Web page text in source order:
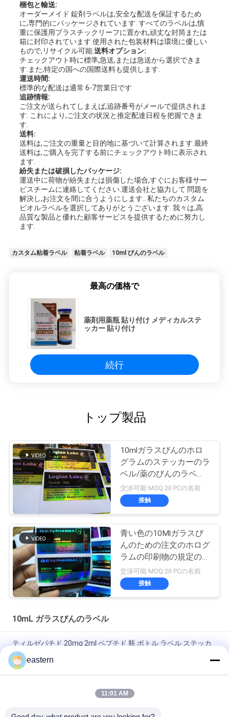
梱包と輸送:
オーダーメイド 錠剤ラベルは,安全な配送を保証するため
に,専門的にパッケージされています. すべてのラベルは,慎
重に保護用プラスチックリーフに置かれ,頑丈な封筒または
箱に封印されています.使用された包装材料は環境に優しい
もので,リサイクル可能.送料オプション:
チェックアウト時に標準,急送,または急送から選択できま
す.また,特定の国への国際送料も提供します.
運送時間:
標準的な配送は通常 6-7営業日です
追跡情報:
ご注文が送られてしまえば,追跡番号がメールで提供されま
す. これにより,ご注文の状況と推定配達日程を把握できま
す.
送料:
送料は,ご注文の重量と目的地に基づいて計算されます.最終
送料は,ご購入を完了する前にチェックアウト時に表示され
ます.
紛失または破損したパッケージ:
運送中に荷物が紛失または損傷した場合,すぐにお客様サー
ビスチームに連絡してください.運送会社と協力して 問題を
解決し,お注文を間に合うようにします.. 私たちのカスタム
ビオルラベルを選択してありがとうございます. 我々は,高
品質な製品と優れた顧客サービスを提供するために努力し
ます.
カスタム粘着ラベル 粘着ラベル 10ml びんのラベル
最高の価格で
薬剤用薬瓶 貼り付け メディカルステ
ッカー 貼り付け
続行
トップ製品
10mlガラスびんのホロ
グラムのステッカーのラ
ベル/薬のびんのラベル
のレーザープリンターに
よる印刷
交渉可能 MOQ:20 PCの名前
接触
青い色の10Mlガラスび
んのための注文のホログ
ラムの印刷物の規定のび
んのラベル
交渉可能 MOQ:20 PCの名前
接触
10mL ガラスびんのラベル
ティルゼパチド 20mg 2ml ペプチド 瓶 ボトル ラベル ステッカ
ー 印刷
GHRP6 5MG 2 mL ボトルラベル ステッカー印刷 ペプチドパウダ
eastern
11:01 AM